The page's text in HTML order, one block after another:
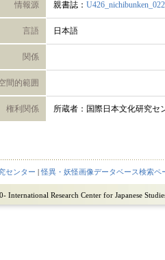
情報源 親書誌：
言語 日本語
関係
間的範囲
権利関係 所蔵者：国際日本文化研究セ
センター |怪異・妖怪画像データベース検索ペ
International Research Center for Japanese